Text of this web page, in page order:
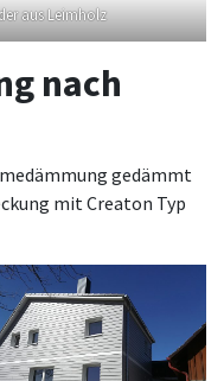
aus Leimholz
nach
gedämmt
mit Creaton Typ